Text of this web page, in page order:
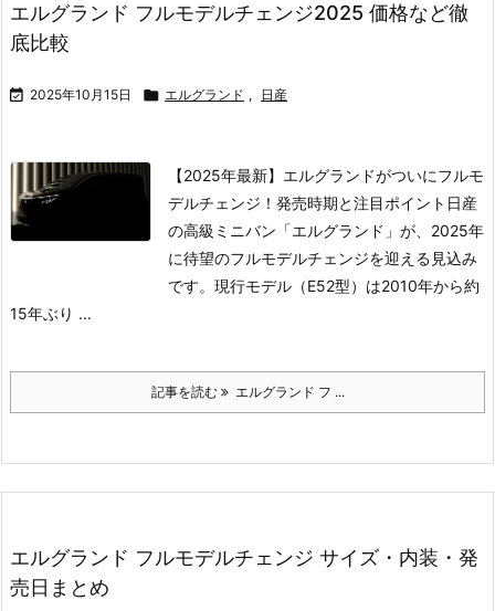
エルグランド フルモデルチェンジ2025 価格など徹
底比較
 2025年10月15日  エルグランド , 日産
【2025年最新】エルグランドがついにフルモ
デルチェンジ！発売時期と注目ポイント 日産
の高級ミニバン「エルグランド」が、2025年
に待望のフルモデルチェンジを迎える見込み
です。 現行モデル（E52型）は2010年から約
15年ぶり ...
記事を読む エルグランド フ ...
エルグランド フルモデルチェンジ サイズ・内装・発
売日まとめ